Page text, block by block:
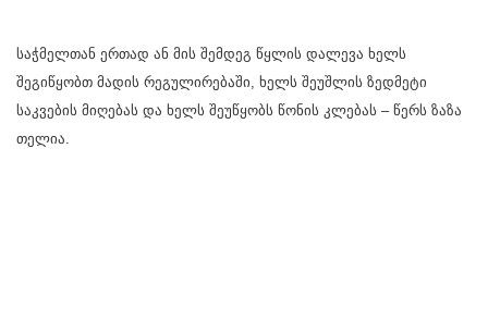
საჭმელთან ერთად ან მის შემდეგ წყლის დალევა ხელს
შეგიწყობთ მადის რეგულირებაში, ხელს შეუშლის ზედმეტი
საკვების მიღებას და ხელს შეუწყობს წონის კლებას – წერს ზაზა
თელია.